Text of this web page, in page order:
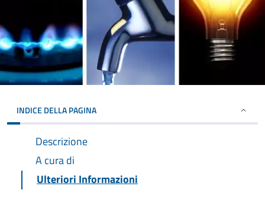
INDICE DELLA PAGINA
Descrizione
A cura di
Ulteriori Informazioni